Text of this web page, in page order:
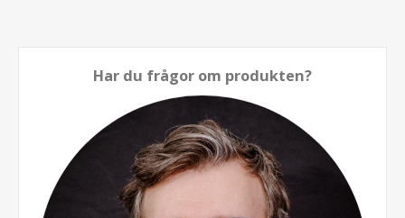
Har du frågor om produkten?